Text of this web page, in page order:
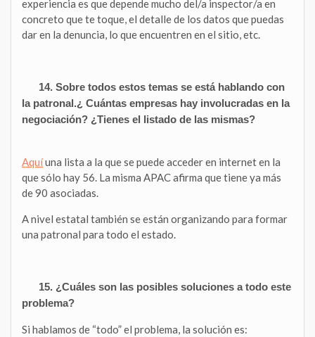
experiencia es que depende mucho del/a inspector/a en
concreto que te toque, el detalle de los datos que puedas
dar en la denuncia, lo que encuentren en el sitio, etc.
14. Sobre todos estos temas se está hablando con
la patronal.¿ Cuántas empresas hay involucradas en la
negociación? ¿Tienes el listado de las mismas?
Aquíuna lista a la que se puede acceder en internet en la
que sólo hay 56. La misma APAC afirma que tiene ya más
de 90 asociadas.
A nivel estatal también se están organizando para formar
una patronal para todo el estado.
15. ¿Cuáles son las posibles soluciones a todo este
problema?
Si hablamos de “todo” el problema, la solución es: